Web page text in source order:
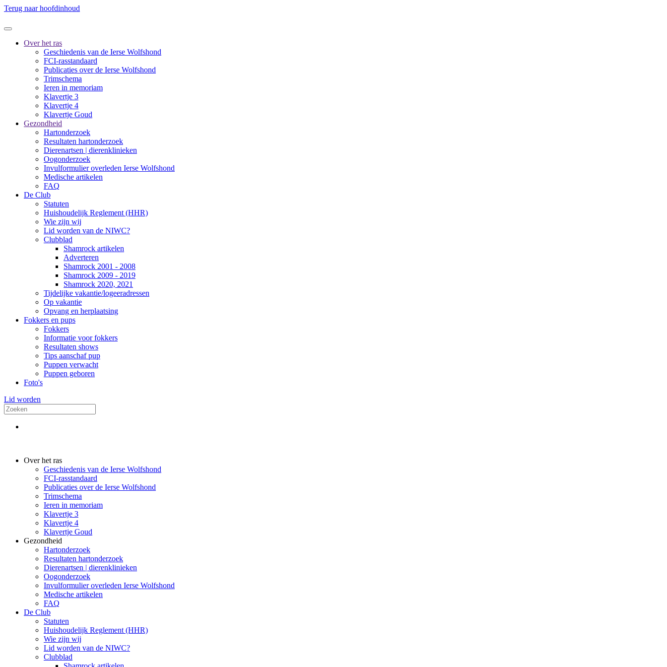
Terug naar hoofdinhoud
Over het ras
Geschiedenis van de Ierse Wolfshond
FCI-rasstandaard
Publicaties over de Ierse Wolfshond
Trimschema
Ieren in memoriam
Klavertje 3
Klavertje 4
Klavertje Goud
Gezondheid
Hartonderzoek
Resultaten hartonderzoek
Dierenartsen | dierenklinieken
Oogonderzoek
Invulformulier overleden Ierse Wolfshond
Medische artikelen
FAQ
De Club
Statuten
Huishoudelijk Reglement (HHR)
Wie zijn wij
Lid worden van de NIWC?
Clubblad
Shamrock artikelen
Adverteren
Shamrock 2001 - 2008
Shamrock 2009 - 2019
Shamrock 2020, 2021
Tijdelijke vakantie/logeeradressen
Op vakantie
Opvang en herplaatsing
Fokkers en pups
Fokkers
Informatie voor fokkers
Resultaten shows
Tips aanschaf pup
Puppen verwacht
Puppen geboren
Foto's
Lid worden
Over het ras
Geschiedenis van de Ierse Wolfshond
FCI-rasstandaard
Publicaties over de Ierse Wolfshond
Trimschema
Ieren in memoriam
Klavertje 3
Klavertje 4
Klavertje Goud
Gezondheid
Hartonderzoek
Resultaten hartonderzoek
Dierenartsen | dierenklinieken
Oogonderzoek
Invulformulier overleden Ierse Wolfshond
Medische artikelen
FAQ
De Club
Statuten
Huishoudelijk Reglement (HHR)
Wie zijn wij
Lid worden van de NIWC?
Clubblad